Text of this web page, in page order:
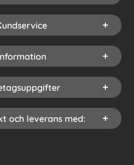
och leverans med: